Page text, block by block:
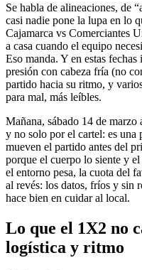
Se habla de alineaciones, de
casi nadie pone la lupa en lo
Cajamarca vs Comerciantes
a casa cuando el equipo
Eso manda. Y en estas
presión con cabeza fría (no
partido hacia su ritmo, y
para mal, más leíbles.
Mañana, sábado 14 de marzo
y no solo por el cartel: es
mueven el partido antes del
porque el cuerpo lo siente y
el entorno pesa, la cuota del
al revés: los datos, fríos y sin
hace bien en cuidar al local.
Lo que el 1X2 no
logística y ritmo